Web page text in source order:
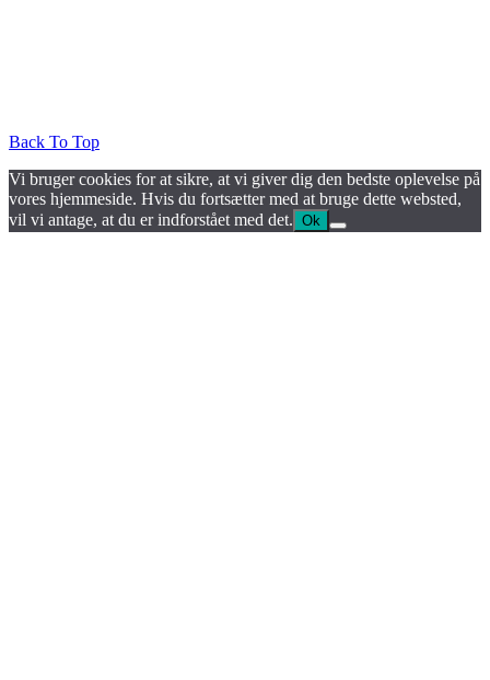
Back To Top
Vi bruger cookies for at sikre, at vi giver dig den bedste oplevelse på
vores hjemmeside. Hvis du fortsætter med at bruge dette websted,
vil vi antage, at du er indforstået med det. Ok